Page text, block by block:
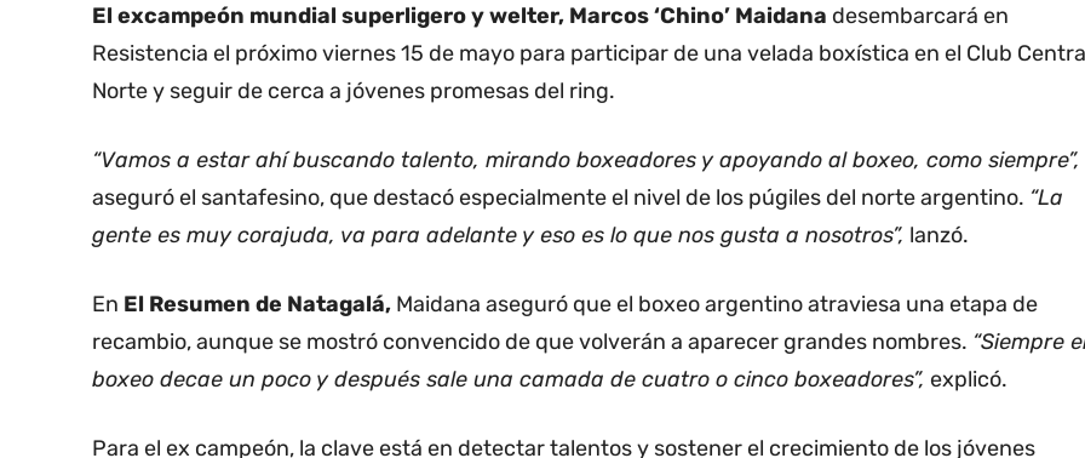
El excampeón mundial superligero y welter, Marcos ‘Chino’ Maidana desembarcará en
Resistencia el próximo viernes 15 de mayo para participar de una velada boxística en el Club
Norte y seguir de cerca a jóvenes promesas del ring.
“Vamos a estar ahí buscando talento, mirando boxeadores y apoyando al boxeo, como siempre”,
aseguró el santafesino, que destacó especialmente el nivel de los púgiles del norte argentino. “La
gente es muy corajuda, va para adelante y eso es lo que nos gusta a nosotros”, lanzó.
En El Resumen de Natagalá, Maidana aseguró que el boxeo argentino atraviesa una etapa de
recambio, aunque se mostró convencido de que volverán a aparecer grandes nombres. “Siempre
boxeo decae un poco y después sale una camada de cuatro o cinco boxeadores”, explicó.
Para el ex campeón, la clave está en detectar talentos y sostener el crecimiento de los jóvenes